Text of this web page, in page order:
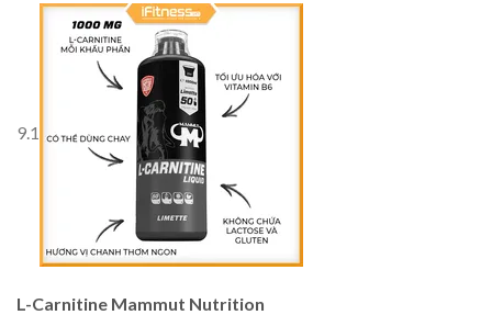
9.1
L-Carnitine Mammut Nutrition